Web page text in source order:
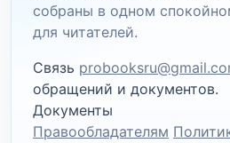
собраны в одном
для читателей.
Связь
обращений и документов.
Документы
Правообладателям